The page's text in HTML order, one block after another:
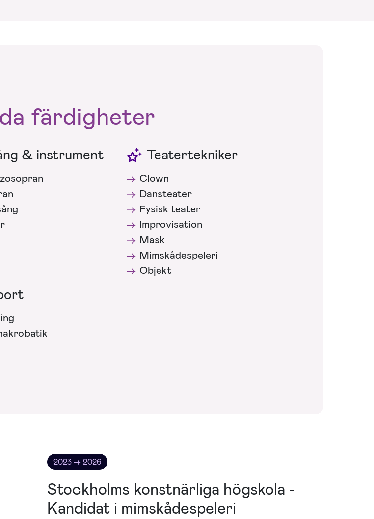
färdigheter
& instrument Teatertekniker
Clown
Dansteater
Fysisk teater
Improvisation
Mask
Mimskådespeleri
Objekt
2023 → 2026
Stockholms konstnärliga högskola -
Kandidat i mimskådespeleri